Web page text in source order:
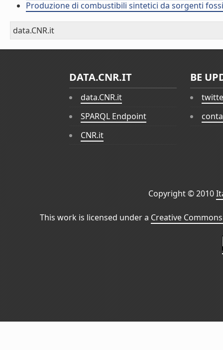
Produzione di combustibili sintetici da sorgenti
data.CNR.it
DATA.CNR.IT
data.CNR.it
SPARQL Endpoint
CNR.it
BE
Copyright © 2010
This work is licensed under a Creative